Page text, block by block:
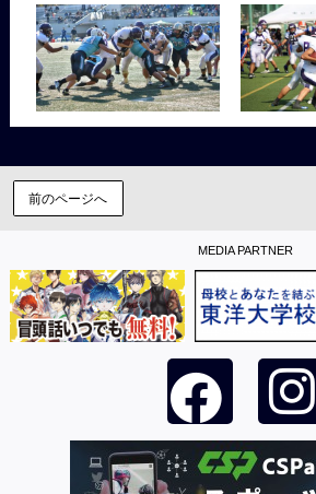
前のページへ
MEDIA PARTNER